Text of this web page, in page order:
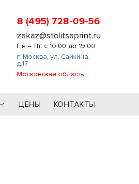
8 (495) 728-09-56
zakaz@stolitsaprint.ru
Пн – Пт: с 10:00 до 19:00
г. Москва,ул. Сайкина,
д.17
Московская область
ЦЕНЫ КОНТАКТЫ